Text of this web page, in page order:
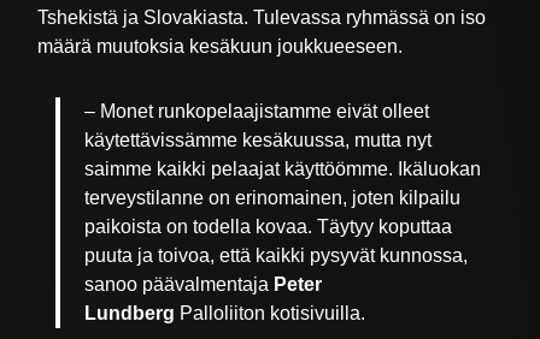
Tshekistä ja Slovakiasta. Tulevassa ryhmässä on iso
määrä muutoksia kesäkuun joukkueeseen.
– Monet runkopelaajistamme eivät olleet
käytettävissämme kesäkuussa, mutta nyt
saimme kaikki pelaajat käyttöömme. Ikäluokan
terveystilanne on erinomainen, joten kilpailu
paikoista on todella kovaa. Täytyy koputtaa
puuta ja toivoa, että kaikki pysyvät kunnossa,
sanoo päävalmentaja Peter
Lundberg Palloliiton kotisivuilla.